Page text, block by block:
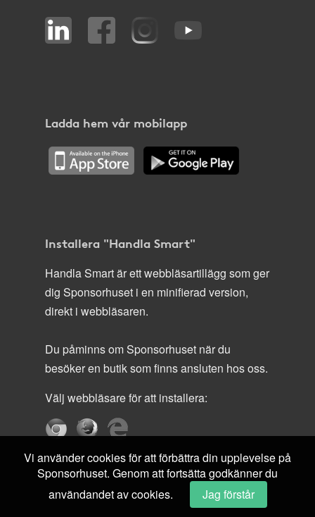
Ladda hem vår mobilapp
Installera "Handla Smart"
Handla Smart är ett webbläsartillägg som ger
dig Sponsorhuset i en minifierad version,
direkt i webbläsaren.
Du påminns om Sponsorhuset när du
besöker en butik som finns ansluten hos oss.
Välj webbläsare för att installera:
Vi använder cookies för att förbättra din upplevelse på
Sponsorhuset. Genom att fortsätta godkänner du
användandet av cookies.
Jag förstår